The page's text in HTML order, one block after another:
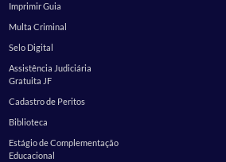
Imprimir Guia
Multa Criminal
Selo Digital
Assistência Judiciária
Gratuita JF
Cadastro de Peritos
Biblioteca
Estágio de Complementação
Educacional